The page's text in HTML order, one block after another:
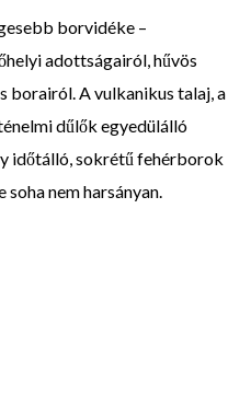
borvidéke –
adottságairól, hűvös
borairól. A vulkanikus talaj, a
dűlők egyedülálló
időtálló, sokrétű fehérborok
soha nem harsányan.